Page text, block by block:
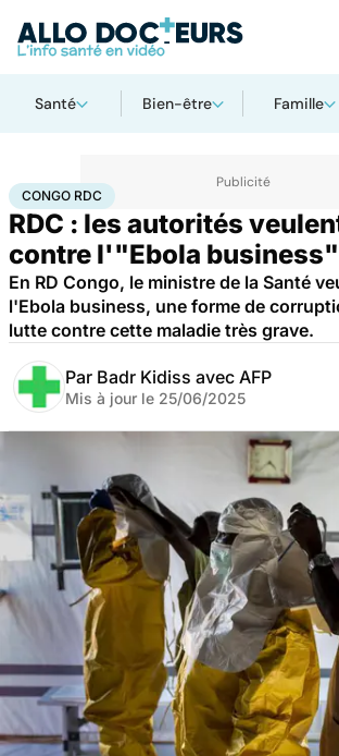
Santé Bien-être Famille
AccueilSantéSociété
CONGO RDC
RDC : les autorités
contre l'"Ebola business"
En RD Congo, le ministre de la Santé
l'Ebola business, une forme de
lutte contre cette maladie très grave.
Par Badr Kidiss avec AFP
Mis à jour le 25/06/2025